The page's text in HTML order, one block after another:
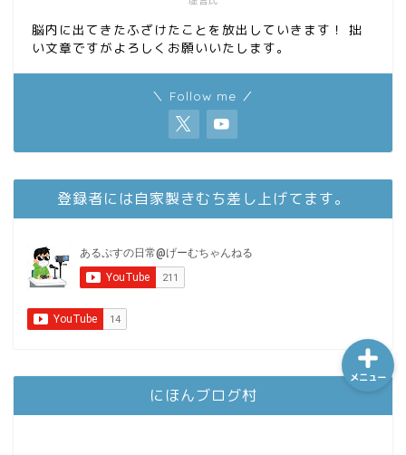
脳内に出てきたふざけたことを放出していきます！ 拙
い文章ですがよろしくお願いいたします。
＼ Follow me ／
登録者には自家製きむち差し上げてます。
にほんブログ村
メニュー
趣味